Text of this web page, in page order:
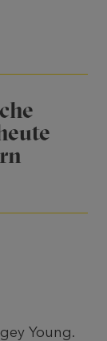
Young.